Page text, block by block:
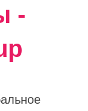
-